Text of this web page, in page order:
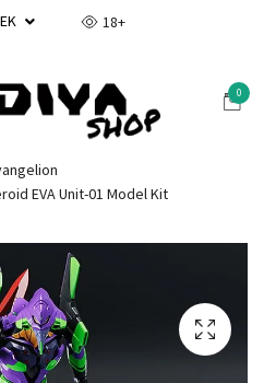
18+
0
EVA Unit-01 Model Kit